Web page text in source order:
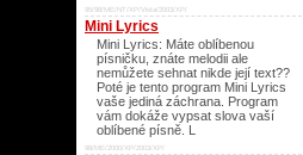
95/98/ME/NT/XP/Vista/2003/XP/
Mini Lyrics
Mini Lyrics: Máte oblíbenou
písničku, znáte melodii ale
nemůžete sehnat nikde její text??
Poté je tento program Mini Lyrics
vaše jediná záchrana. Program
vám dokáže vypsat slova vaší
oblíbené písně. L
98/ME/2000/XP/2003/XP/